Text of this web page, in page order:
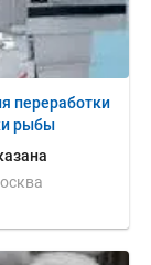
переработки
рыбы